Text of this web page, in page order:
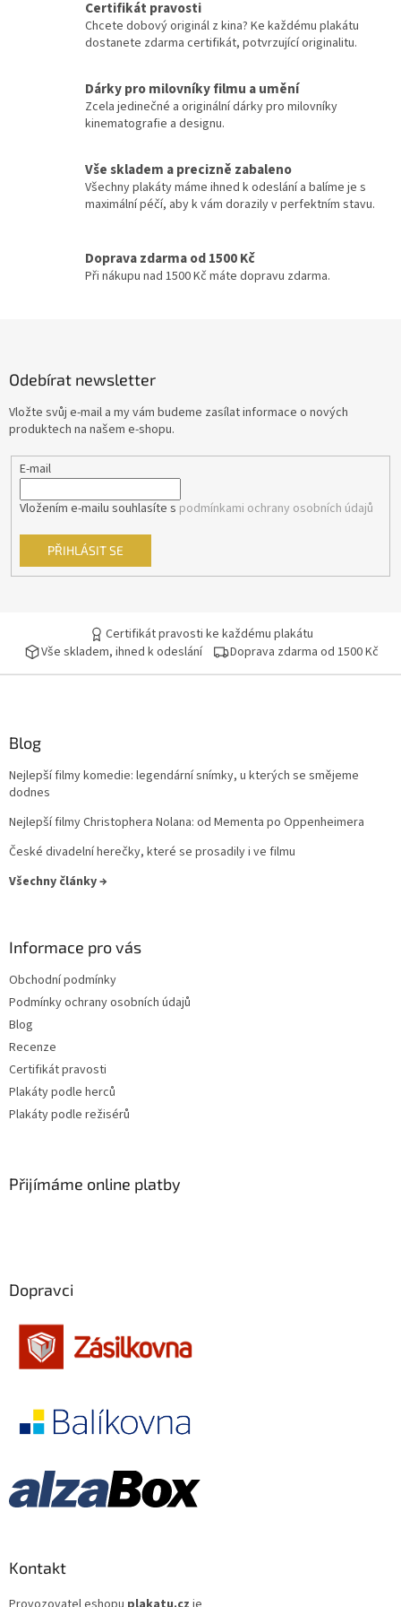
17
Peter Jackson 17
Curtis Hanson 16
16
Milan Růžička 16
Vladimír Čech 16
Stephen Herek 16
Barry Levinson 16
Jaromil Jireš 15
Jonathan Kaplan 15
Andy Tennant 14
Edward Zwick 14
Frank Oz 14
Martin Campbell 13
Martin Scorsese 13
Otakar Fuka
Stanislav Strnad
Jiří Svoboda 13
Tomáš Vorel st.
Tony Scott 12
Adrian Lyne 11
Clint Eastwood 11
Emir Kusturica 11
Oliver Stone
á
d
a
í
p
r
v
y
v
ý
s
u
Certifikát pravosti
Chcete dobový originál z kina? Ke každému plakátu
dostanete zdarma certifikát, potvrzující originalitu.
Dárky pro milovníky filmu a umění
Zcela jedinečné a originální dárky pro milovníky
kinematografie a designu.
Vše skladem a precizně zabaleno
Všechny plakáty máme ihned k odeslání a balíme je s
maximální péčí, aby k vám dorazily v perfektním stavu.
Doprava zdarma od 1500 Kč
Při nákupu nad 1500 Kč máte dopravu zdarma.
Odebírat newsletter
Vložte svůj e-mail a my vám budeme zasílat informace o nových
produktech na našem e-shopu.
E-mail
Vložením e-mailu souhlasíte s podmínkami ochrany osobních údajů
PŘIHLÁSIT SE
Certifikát pravosti ke každému plakátu
Vše skladem, ihned k odeslání
Doprava zdarma od 1500 Kč
Blog
Nejlepší filmy komedie: legendární snímky, u kterých se smějeme
dodnes
Nejlepší filmy Christophera Nolana: od Mementa po Oppenheimera
České divadelní herečky, které se prosadily i ve filmu
Všechny články →
Informace pro vás
Obchodní podmínky
Podmínky ochrany osobních údajů
Blog
Recenze
Certifikát pravosti
Plakáty podle herců
Plakáty podle režisérů
Přijímáme online platby
Dopravci
Kontakt